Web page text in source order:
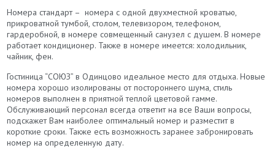
Номера стандарт – номера с одной двухместной кроватью,
прикроватной тумбой, столом, телевизором, телефоном,
гардеробной, в номере совмещенный санузел с душем. В номере
работает кондиционер. Также в номере имеется: холодильник,
чайник, фен.
Гостиница “СОЮЗ” в Одинцово идеальное место для отдыха. Новые
номера хорошо изолированы от постороннего шума, стиль
номеров выполнен в приятной теплой цветовой гамме.
Обслуживающий персонал всегда ответит на все Ваши вопросы,
подскажет Вам наиболее оптимальный номер и разместит в
короткие сроки. Также есть возможность заранее забронировать
номер на определенную дату.